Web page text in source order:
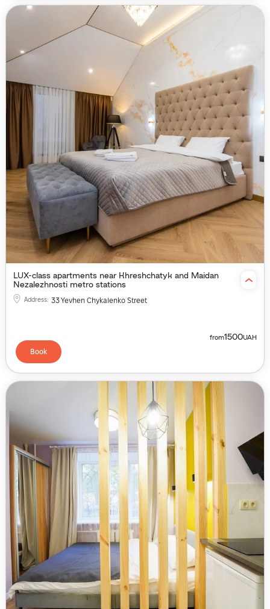
LUX-class apartments near Khreshchatyk and Maidan
Nezalezhnosti metro stations
Address: 33 Yevhen Chykalenko Street
from1500UAH
Book